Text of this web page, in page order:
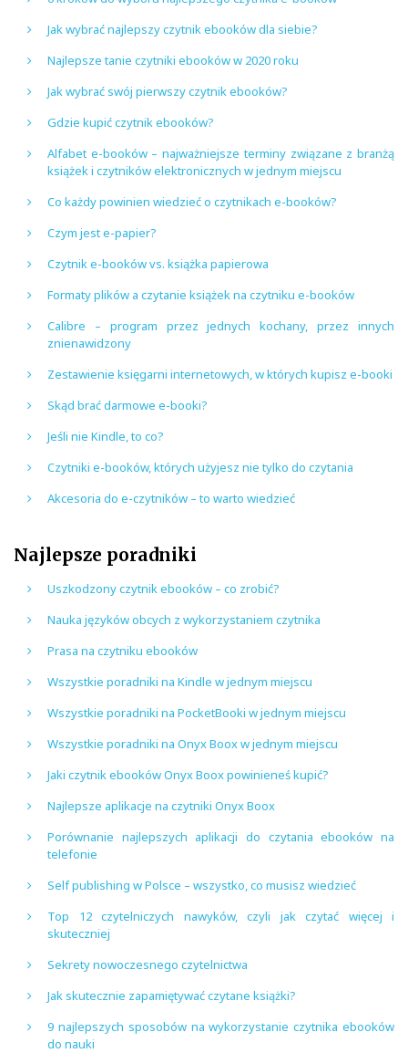
Jak wybrać najlepszy czytnik ebooków dla siebie?
Najlepsze tanie czytniki ebooków w 2020 roku
Jak wybrać swój pierwszy czytnik ebooków?
Gdzie kupić czytnik ebooków?
Alfabet e-booków – najważniejsze terminy związane z branżą
książek i czytników elektronicznych w jednym miejscu
Co każdy powinien wiedzieć o czytnikach e-booków?
Czym jest e-papier?
Czytnik e-booków vs. książka papierowa
Formaty plików a czytanie książek na czytniku e-booków
Calibre – program przez jednych kochany, przez innych
znienawidzony
Zestawienie księgarni internetowych, w których kupisz e-booki
Skąd brać darmowe e-booki?
Jeśli nie Kindle, to co?
Czytniki e-booków, których użyjesz nie tylko do czytania
Akcesoria do e-czytników – to warto wiedzieć
Najlepsze poradniki
Uszkodzony czytnik ebooków – co zrobić?
Nauka języków obcych z wykorzystaniem czytnika
Prasa na czytniku ebooków
Wszystkie poradniki na Kindle w jednym miejscu
Wszystkie poradniki na PocketBooki w jednym miejscu
Wszystkie poradniki na Onyx Boox w jednym miejscu
Jaki czytnik ebooków Onyx Boox powinieneś kupić?
Najlepsze aplikacje na czytniki Onyx Boox
Porównanie najlepszych aplikacji do czytania ebooków na
telefonie
Self publishing w Polsce – wszystko, co musisz wiedzieć
Top 12 czytelniczych nawyków, czyli jak czytać więcej i
skuteczniej
Sekrety nowoczesnego czytelnictwa
Jak skutecznie zapamiętywać czytane książki?
9 najlepszych sposobów na wykorzystanie czytnika ebooków
do nauki